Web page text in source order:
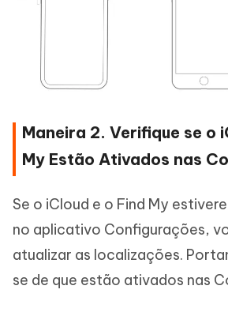
Maneira 2. Verifique se o
My Estão Ativados nas
Se o iCloud e o Find My
no aplicativo Configurações,
atualizar as localizações.
se de que estão ativados nas